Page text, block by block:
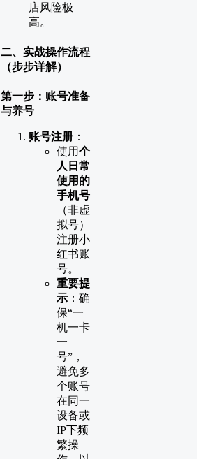
店风险极
高。
二、实战操作流程
（步步详解）
第一步：账号准备
与养号
账号注册 ：
使用个
人日常
使用的
手机号
（非虚
拟号）
注册小
红书账
号。
重要提
示 ：确
保“一
机一卡
一
号”，
避免多
个账号
在同一
设备或
IP下频
繁操